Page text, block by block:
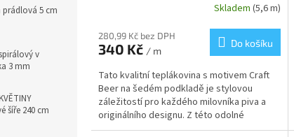
5 cm
v
3 mm
šíře 240 cm
Skladem (5,6 m)
280,99 Kč bez DPH
340 Kč / m
Do košíku
Tato kvalitní teplákovina s motivem Craft
Beer na šedém podkladě je stylovou
záležitostí pro každého milovníka piva a
originálního designu. Z této odolné
teplákoviny vytvoříte...